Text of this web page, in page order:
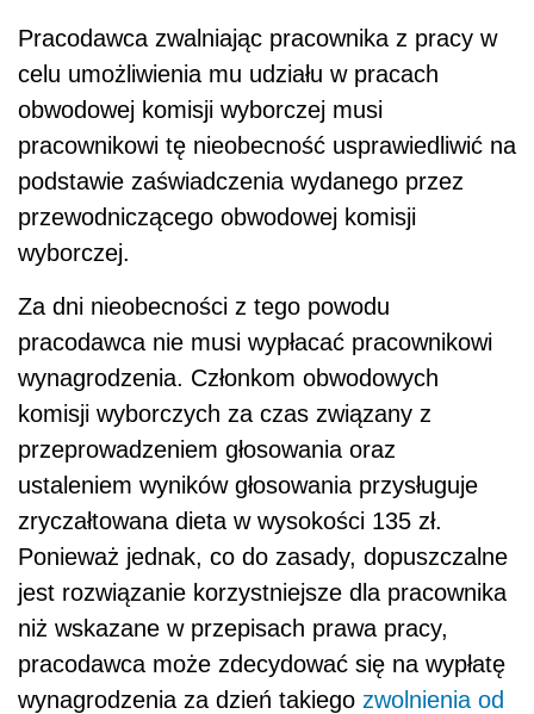
Pracodawca zwalniając pracownika z pracy w
celu umożliwienia mu udziału w pracach
obwodowej komisji wyborczej musi
pracownikowi tę nieobecność usprawiedliwić na
podstawie zaświadczenia wydanego przez
przewodniczącego obwodowej komisji
wyborczej.
Za dni nieobecności z tego powodu
pracodawca nie musi wypłacać pracownikowi
wynagrodzenia. Członkom obwodowych
komisji wyborczych za czas związany z
przeprowadzeniem głosowania oraz
ustaleniem wyników głosowania przysługuje
zryczałtowana dieta w wysokości 135 zł.
Ponieważ jednak, co do zasady, dopuszczalne
jest rozwiązanie korzystniejsze dla pracownika
niż wskazane w przepisach prawa pracy,
pracodawca może zdecydować się na wypłatę
wynagrodzenia za dzień takiego zwolnienia od